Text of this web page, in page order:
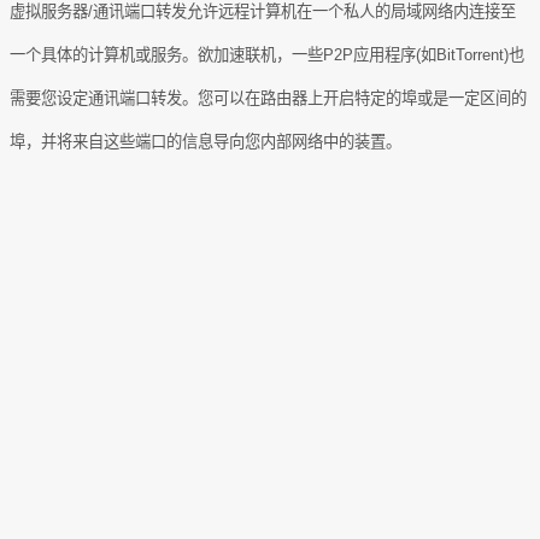
虚拟服务器/通讯端口转发允许远程计算机在一个私人的局域网络内连接至
一个具体的计算机或服务。欲加速联机，一些P2P应用程序(如BitTorrent)也
需要您设定通讯端口转发。您可以在路由器上开启特定的埠或是一定区间的
埠，并将来自这些端口的信息导向您内部网络中的装置。